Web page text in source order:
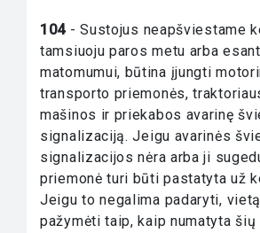
104- Sustojus neapšviestame
tamsiuoju paros metu arba
matomumui, būtina įjungti
transporto priemonės,
mašinos ir priekabos avarinę
signalizaciją. Jeigu avarinės
signalizacijos nėra arba ji
priemonė turi būti pastatyta už
Jeigu to negalima padaryti,
pažymėti taip, kaip numatyta